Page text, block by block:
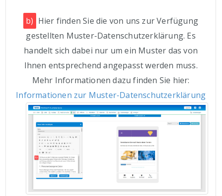
b) Hier finden Sie die von uns zur Verfügung
gestellten Muster-Datenschutzerklärung. Es
handelt sich dabei nur um ein Muster das von
Ihnen entsprechend angepasst werden muss.
Mehr Informationen dazu finden Sie hier:
Informationen zur Muster-Datenschutzerklärung